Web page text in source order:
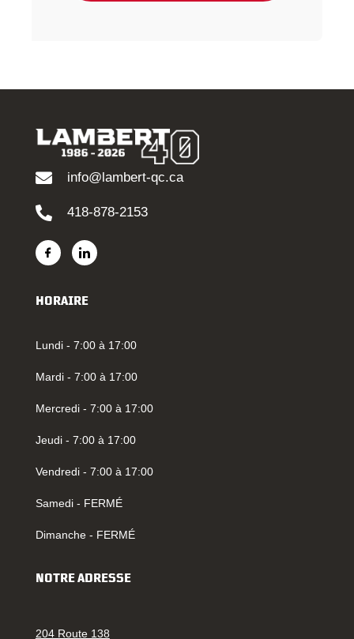
info@lambert-qc.ca
418-878-2153
HORAIRE
Lundi - 7:00 à 17:00
Mardi - 7:00 à 17:00
Mercredi - 7:00 à 17:00
Jeudi - 7:00 à 17:00
Vendredi - 7:00 à 17:00
Samedi - FERMÉ
Dimanche - FERMÉ
NOTRE ADRESSE
204 Route 138